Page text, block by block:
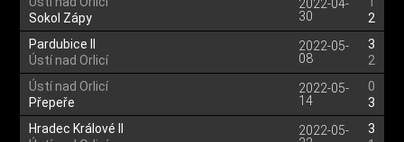
Sokol Zápy
2022-04-
30
2
Pardubice II
Ústí nad Orlicí
2022-05-
08
3
2
Ústí nad Orlicí
Přepeře
2022-05-
14
0
3
Hradec Králové II
2022-05-
3